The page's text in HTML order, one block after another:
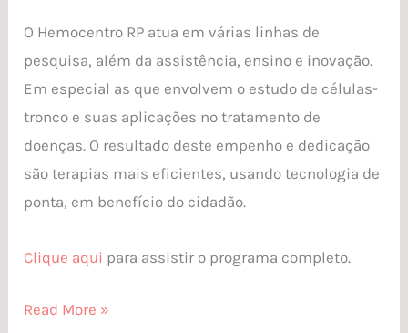
O Hemocentro RP atua em várias linhas de
pesquisa, além da assistência, ensino e inovação.
Em especial as que envolvem o estudo de células-
tronco e suas aplicações no tratamento de
doenças. O resultado deste empenho e dedicação
são terapias mais eficientes, usando tecnologia de
ponta, em benefício do cidadão.
Clique aqui para assistir o programa completo.
Read More »